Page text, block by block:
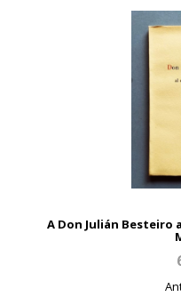
A Don Julián Besteiro